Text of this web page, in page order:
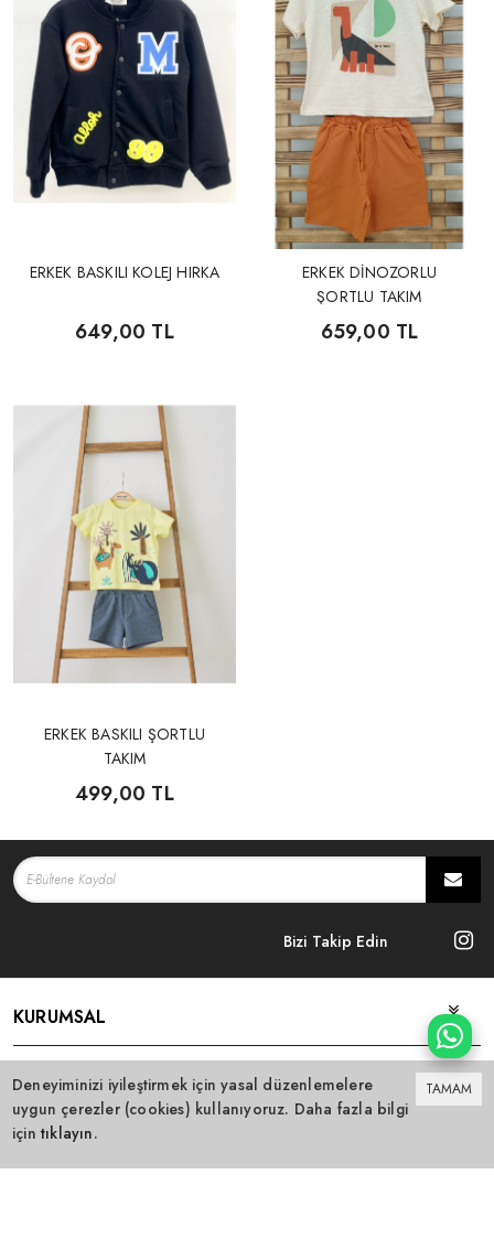
ERKEK BASKILI KOLEJ HIRKA
649,00 TL
ERKEK DİNOZORLU
ŞORTLU TAKIM
659,00 TL
ERKEK BASKILI ŞORTLU
TAKIM
499,00 TL
Bizi Takip Edin
KURUMSAL
DUYURULAR
HESABIM
TAMAM
Deneyiminizi iyileştirmek için yasal düzenlemelere
uygun çerezler (cookies) kullanıyoruz. Daha fazla bilgi
için tıklayın.